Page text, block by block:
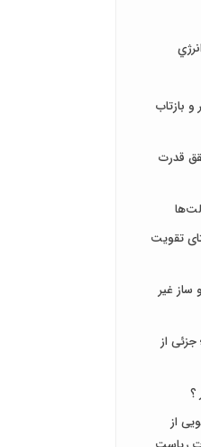
بازتاب
قدرت
تقویت
غیر
از
؟
از